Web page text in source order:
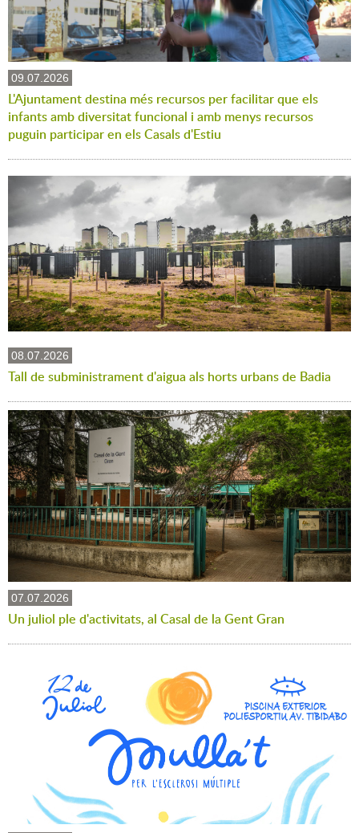
09.07.2026
L'Ajuntament destina més recursos per facilitar que els
infants amb diversitat funcional i amb menys recursos
puguin participar en els Casals d'Estiu
08.07.2026
Tall de subministrament d'aigua als horts urbans de Badia
07.07.2026
Un juliol ple d'activitats, al Casal de la Gent Gran